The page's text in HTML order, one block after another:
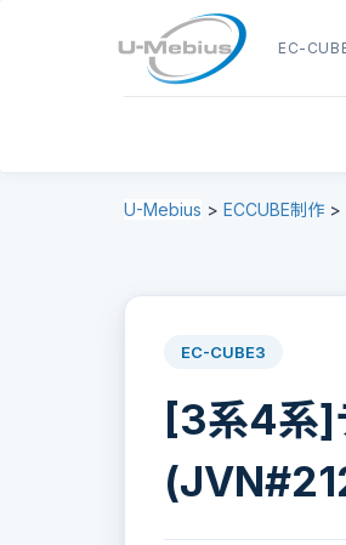
EC-
U-Mebius > ECCUBE制作 >
EC-CUBE3
[3系4系]